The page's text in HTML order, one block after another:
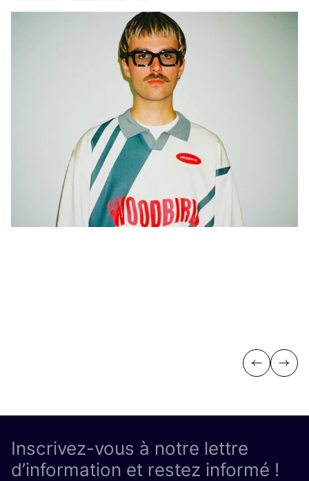
Previous
Next
Inscrivez-vous à notre lettre
d’information et restez informé !